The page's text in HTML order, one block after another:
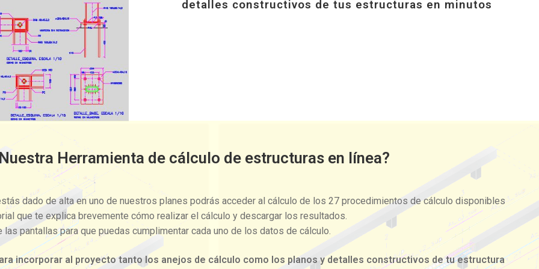
detalles constructivos de tus estructuras en minutos
Herramienta de cálculo de estructuras en línea?
dado de alta en uno de nuestros planes podrás acceder al cálculo de los 27 procedimientos de cálculo disponibles
que te explica brevemente cómo realizar el cálculo y descargar los resultados.
pantallas para que puedas cumplimentar cada uno de los datos de cálculo.
incorporar al proyecto tanto los anejos de cálculo como los planos y detalles constructivos de tu estructura